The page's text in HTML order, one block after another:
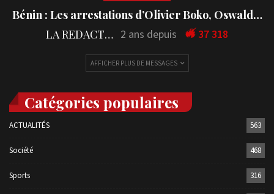
Bénin : Les arrestations d’Olivier Boko, Oswald…
LA REDACTION 2 ans depuis 37 318
AFFICHER PLUS DE MESSAGES
Catégories populaires
ACTUALITÉS 563
Société 468
Sports 316